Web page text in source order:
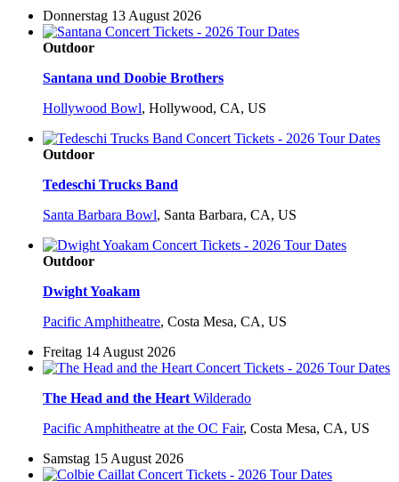
Donnerstag 13 August 2026
Outdoor
Santana und Doobie Brothers
Hollywood Bowl, Hollywood, CA, US
Outdoor
Tedeschi Trucks Band
Santa Barbara Bowl, Santa Barbara, CA, US
Outdoor
Dwight Yoakam
Pacific Amphitheatre, Costa Mesa, CA, US
Freitag 14 August 2026
The Head and the Heart Wilderado
Pacific Amphitheatre at the OC Fair, Costa Mesa, CA, US
Samstag 15 August 2026